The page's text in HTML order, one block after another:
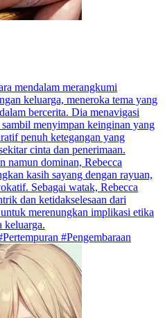
mendalam merangkumi
keluarga, meneroka tema yang
bercerita. Dia menavigasi
menyimpan keinginan yang
penuh ketegangan yang
cinta dan penerimaan.
namun dominan, Rebecca
kasih sayang dengan rayuan,
Sebagai watak, Rebecca
dan ketidakselesaan dari
merenungkan implikasi etika
keluarga.
#Pengembaraan